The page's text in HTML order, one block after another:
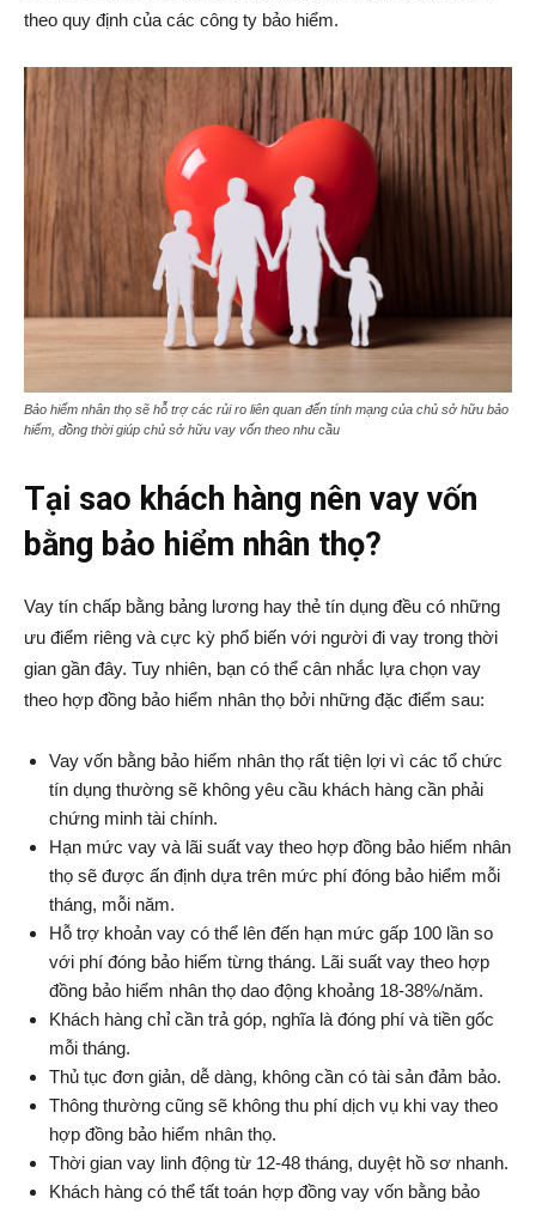
theo quy định của các công ty bảo hiểm.
Bảo hiểm nhân thọ sẽ hỗ trợ các rủi ro liên quan đến tính mạng của chủ sở hữu bảo
hiểm, đồng thời giúp chủ sở hữu vay vốn theo nhu cầu
Tại sao khách hàng nên vay vốn
bằng bảo hiểm nhân thọ?
Vay tín chấp bằng bảng lương hay thẻ tín dụng đều có những
ưu điểm riêng và cực kỳ phổ biến với người đi vay trong thời
gian gần đây. Tuy nhiên, bạn có thể cân nhắc lựa chọn vay
theo hợp đồng bảo hiểm nhân thọ bởi những đặc điểm sau:
Vay vốn bằng bảo hiểm nhân thọ rất tiện lợi vì các tổ chức
tín dụng thường sẽ không yêu cầu khách hàng cần phải
chứng minh tài chính.
Hạn mức vay và lãi suất vay theo hợp đồng bảo hiểm nhân
thọ sẽ được ấn định dựa trên mức phí đóng bảo hiểm mỗi
tháng, mỗi năm.
Hỗ trợ khoản vay có thể lên đến hạn mức gấp 100 lần so
với phí đóng bảo hiểm từng tháng. Lãi suất vay theo hợp
đồng bảo hiểm nhân thọ dao động khoảng 18-38%/năm.
Khách hàng chỉ cần trả góp, nghĩa là đóng phí và tiền gốc
mỗi tháng.
Thủ tục đơn giản, dễ dàng, không cần có tài sản đảm bảo.
Thông thường cũng sẽ không thu phí dịch vụ khi vay theo
hợp đồng bảo hiểm nhân thọ.
Thời gian vay linh động từ 12-48 tháng, duyệt hồ sơ nhanh.
Khách hàng có thể tất toán hợp đồng vay vốn bằng bảo